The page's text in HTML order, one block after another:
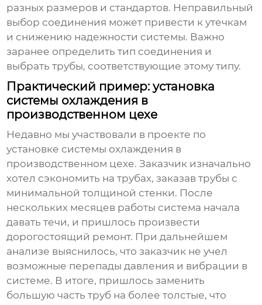
разных размеров и стандартов. Неправильный
выбор соединения может привести к утечкам
и снижению надежности системы. Важно
заранее определить тип соединения и
выбрать трубы, соответствующие этому типу.
Практический пример: установка
системы охлаждения в
производственном цехе
Недавно мы участвовали в проекте по
установке системы охлаждения в
производственном цехе. Заказчик изначально
хотел сэкономить на трубах, заказав трубы с
минимальной толщиной стенки. После
нескольких месяцев работы система начала
давать течи, и пришлось произвести
дорогостоящий ремонт. При дальнейшем
анализе выяснилось, что заказчик не учел
возможные перепады давления и вибрации в
системе. В итоге, пришлось заменить
большую часть труб на более толстые, что